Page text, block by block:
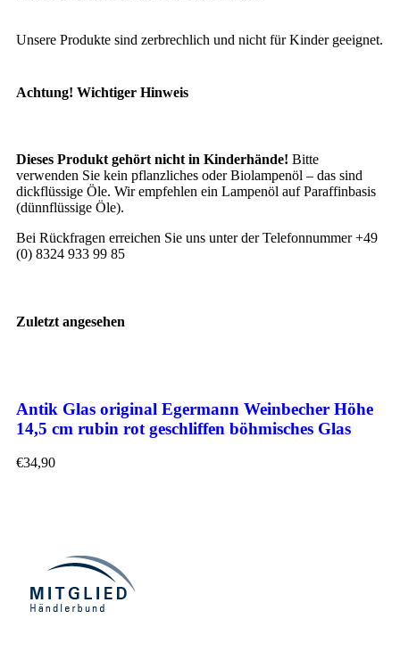
Unsere Produkte sind zerbrechlich und nicht für Kinder geeignet.
Achtung! Wichtiger Hinweis
Dieses Produkt gehört nicht in Kinderhände! Bitte
verwenden Sie kein pflanzliches oder Biolampenöl – das sind
dickflüssige Öle. Wir empfehlen ein Lampenöl auf Paraffinbasis
(dünnflüssige Öle).
Bei Rückfragen erreichen Sie uns unter der Telefonnummer +49
(0) 8324 933 99 85
Zuletzt angesehen
Antik Glas original Egermann Weinbecher Höhe
14,5 cm rubin rot geschliffen böhmisches Glas
€34,90